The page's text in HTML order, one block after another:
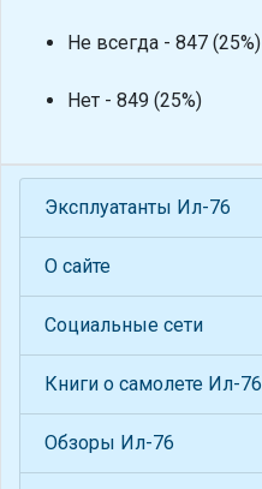
Не всегда - 847 (25%)
Нет - 849 (25%)
Эксплуатанты Ил-76
О сайте
Социальные сети
Книги о самолете Ил-76
Обзоры Ил-76